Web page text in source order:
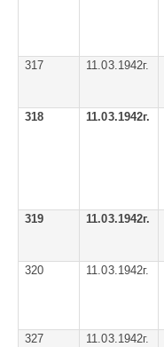
317
11.03.1942г.
318
11.03.1942г.
319
11.03.1942г.
320
11.03.1942г.
327
11.03.1942г.